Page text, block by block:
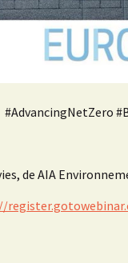
#AdvancingNetZero
de AIA